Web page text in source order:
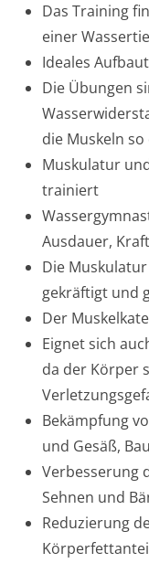
Das Training
einer
Ideales
Die Übungen
die Muskeln
Muskulatur
trainiert
Ausdauer,
Die
gekräftigt und
Der
Eignet sich
da der Körper
Bekämpfung
und Gesäß,
Verbesserung
Sehnen und
Reduzierung